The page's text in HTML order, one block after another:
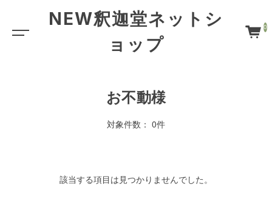
NEW釈迦堂ネットシ
ョップ
0
お不動様
対象件数： 0件
該当する項目は見つかりませんでした。